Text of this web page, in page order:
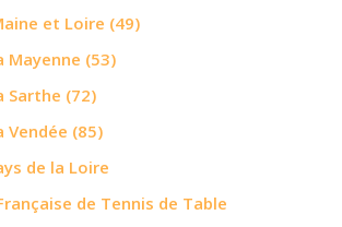
et Loire (49)
Mayenne (53)
Sarthe (72)
Vendée (85)
de la Loire
de Tennis de Table